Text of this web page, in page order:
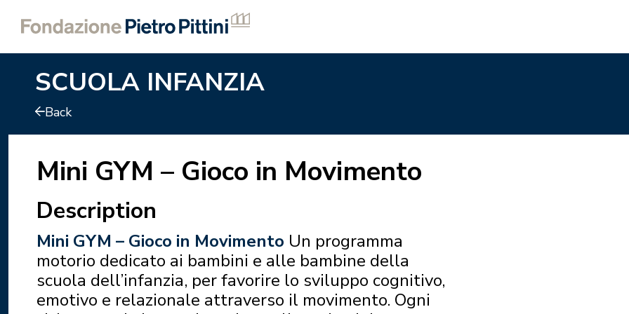
SCUOLA INFANZIA
Back
Mini GYM – Gioco in Movimento
Description
Mini GYM – Gioco in Movimento Un programma
motorio dedicato ai bambini e alle bambine della
scuola dell’infanzia, per favorire lo sviluppo cognitivo,
emotivo e relazionale attraverso il movimento. Ogni